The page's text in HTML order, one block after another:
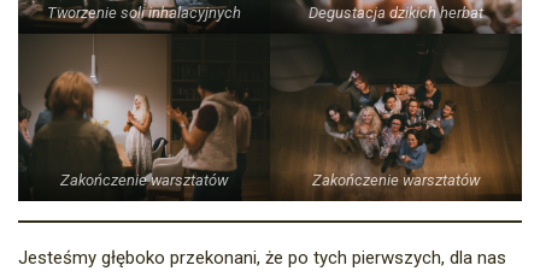
Tworzenie soli inhalacyjnych Degustacja dzikich herbat
Zakończenie warsztatów Zakończenie warsztatów
Jesteśmy głęboko przekonani, że po tych pierwszych, dla nas